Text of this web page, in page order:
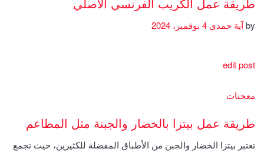
byآية حمدي
edit post
معجنات
طريقة عمل بيتزا بالخضار والجبنة مثل المطاعم
تعتبر بيتزا الخضار والجبن من الأطباق المفضلة للكثيرين، حيث تجمع